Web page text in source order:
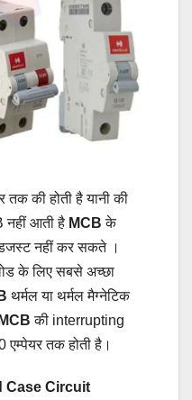
तक की होती है यानी की
नहीं आती है MCB के
नहीं कर सकते ।
के लिए सबसे अच्छा
थर्मल या थर्मल मैग्नेटिक
MCB की interrupting
एम्पेयर तक होती है।
Case Circuit